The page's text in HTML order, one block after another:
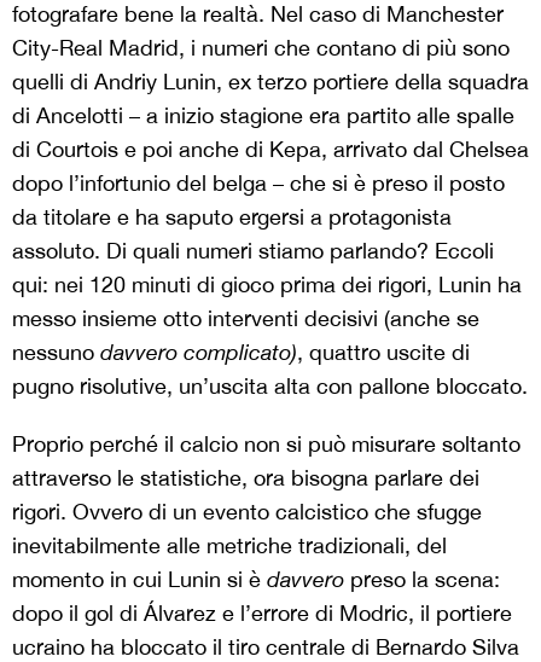
fotografare bene la realtà. Nel caso di Manchester
City-Real Madrid, i numeri che contano di più sono
quelli di Andriy Lunin, ex terzo portiere della squadra
di Ancelotti – a inizio stagione era partito alle spalle
di Courtois e poi anche di Kepa, arrivato dal Chelsea
dopo l’infortunio del belga – che si è preso il posto
da titolare e ha saputo ergersi a protagonista
assoluto. Di quali numeri stiamo parlando? Eccoli
qui: nei 120 minuti di gioco prima dei rigori, Lunin ha
messo insieme otto interventi decisivi (anche se
nessuno davvero complicato), quattro uscite di
pugno risolutive, un’uscita alta con pallone bloccato.
Proprio perché il calcio non si può misurare soltanto
attraverso le statistiche, ora bisogna parlare dei
rigori. Ovvero di un evento calcistico che sfugge
inevitabilmente alle metriche tradizionali, del
momento in cui Lunin si è davvero preso la scena:
dopo il gol di Álvarez e l’errore di Modric, il portiere
ucraino ha bloccato il tiro centrale di Bernardo Silva